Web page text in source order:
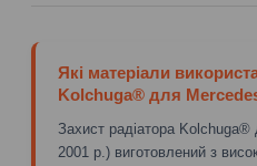
Які матеріали
Kolchuga® для
Захист радіатора
2001 р.) виготовлений з